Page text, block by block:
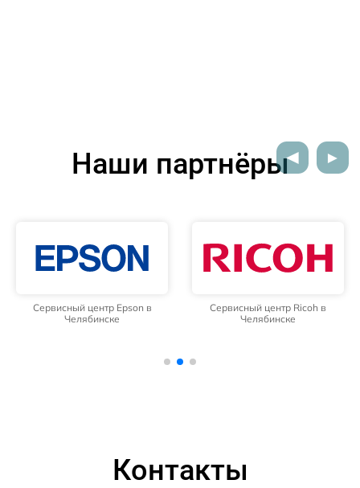
Наши партнёры
Сервисный центр Epson в
Челябинске
Сервисный центр Ricoh в
Челябинске
Контакты